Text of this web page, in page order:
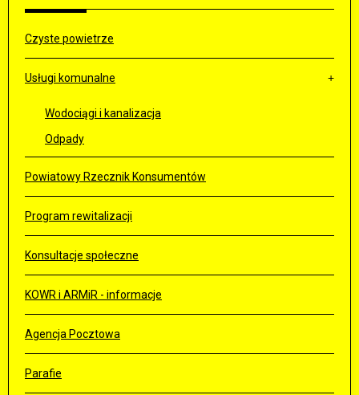
Czyste powietrze
Usługi komunalne
Wodociągi i kanalizacja
Odpady
Powiatowy Rzecznik Konsumentów
Program rewitalizacji
Konsultacje społeczne
KOWR i ARMiR - informacje
Agencja Pocztowa
Parafie